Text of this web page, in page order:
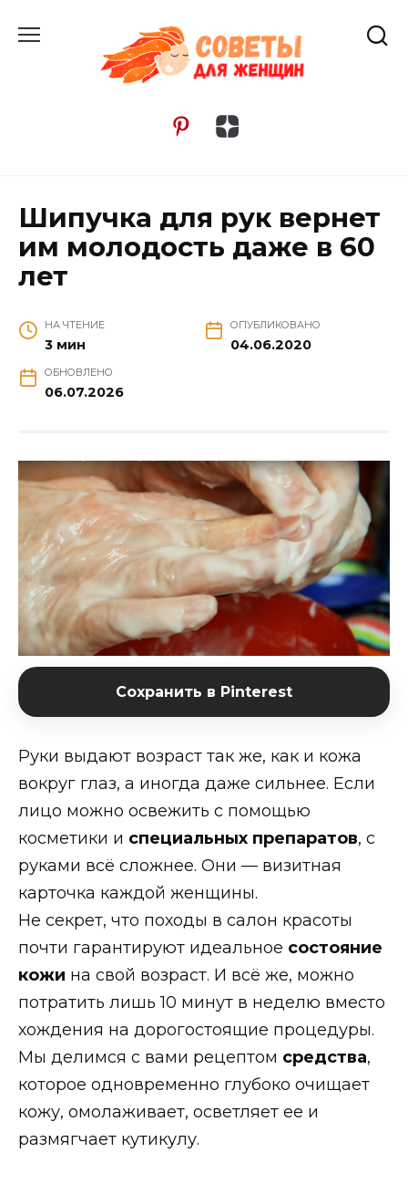
содержанию
Шипучка для рук вернет
им молодость даже в 60
лет
НА ЧТЕНИЕ
3 мин
ОПУБЛИКОВАНО
04.06.2020
ОБНОВЛЕНО
06.07.2026
Сохранить в Pinterest
Руки выдают возраст так же, как и кожа
вокруг глаз, а иногда даже сильнее. Если
лицо можно освежить с помощью
косметики и специальных препаратов, с
руками всё сложнее. Они — визитная
карточка каждой женщины.
Не секрет, что походы в салон красоты
почти гарантируют идеальное состояние
кожи на свой возраст. И всё же, можно
потратить лишь 10 минут в неделю вместо
хождения на дорогостоящие процедуры.
Мы делимся с вами рецептом средства,
которое одновременно глубоко очищает
кожу, омолаживает, осветляет ее и
размягчает кутикулу.